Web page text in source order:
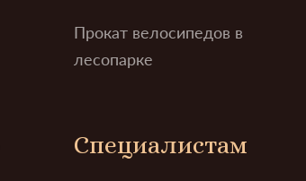
Прокат велосипедов в
лесопарке
Специалистам